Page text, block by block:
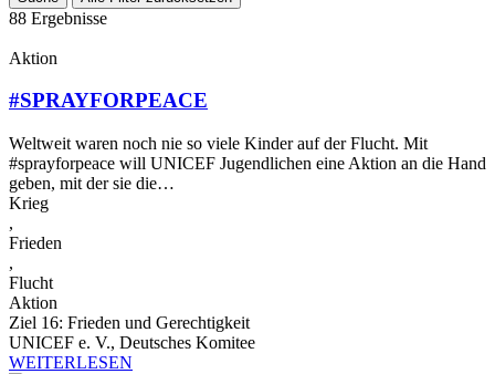
88 Ergebnisse
Aktion
#SPRAYFORPEACE
Weltweit waren noch nie so viele Kinder auf der Flucht. Mit
#sprayforpeace will UNICEF Jugendlichen eine Aktion an die Hand
geben, mit der sie die…
Krieg
,
Frieden
,
Flucht
Aktion
Ziel 16: Frieden und Gerechtigkeit
UNICEF e. V., Deutsches Komitee
WEITERLESEN